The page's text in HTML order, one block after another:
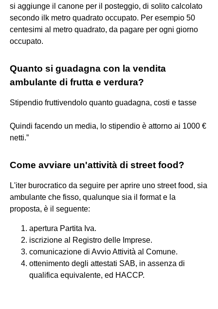
si aggiunge il canone per il posteggio, di solito calcolato
secondo ilk metro quadrato occupato. Per esempio 50
centesimi al metro quadrato, da pagare per ogni giorno
occupato.
Quanto si guadagna con la vendita
ambulante di frutta e verdura?
Stipendio fruttivendolo quanto guadagna, costi e tasse
Quindi facendo un media, lo stipendio è attorno ai 1000 €
netti.”
Come avviare un'attività di street food?
L'iter burocratico da seguire per aprire uno street food, sia
ambulante che fisso, qualunque sia il format e la
proposta, è il seguente:
apertura Partita Iva.
iscrizione al Registro delle Imprese.
comunicazione di Avvio Attività al Comune.
ottenimento degli attestati SAB, in assenza di
qualifica equivalente, ed HACCP.